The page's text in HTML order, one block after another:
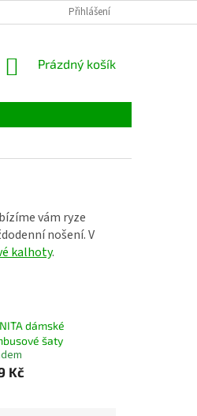
VELKOOBCHOD
Přihlášení
NÁKUPNÍ
Prázdný košík
vám ryze
nošení. V
kalhoty.
dámské
šaty
Kč